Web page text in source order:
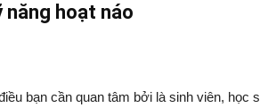
năng hoạt náo
bạn cần quan tâm bởi là sinh viên,